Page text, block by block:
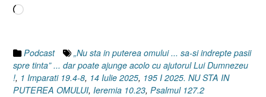
Iulie
2025”
Încarc...
Podcast
„Nu sta in puterea omului ... sa-si indrepte pasii
spre tinta” ... dar poate ajunge acolo cu ajutorul Lui Dumnezeu
!, 1 Imparati 19.4-8, 14 Iulie 2025, 195 I 2025. NU STA IN
PUTEREA OMULUI, Ieremia 10.23, Psalmul 127.2